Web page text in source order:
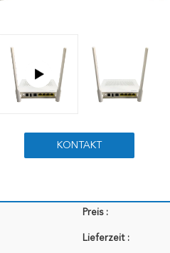
KONTAKT
Preis :
Lieferzeit :